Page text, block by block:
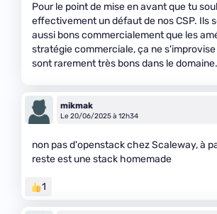
Pour le point de mise en avant que tu
effectivement un défaut de nos CSP. Ils
aussi bons commercialement que les
stratégie commerciale, ça ne
sont rarement très bons dans le domaine.
mikmak
Le 20/06/2025 à 12h34
non pas d'openstack chez Scaleway, à
reste est une stack homemade
1